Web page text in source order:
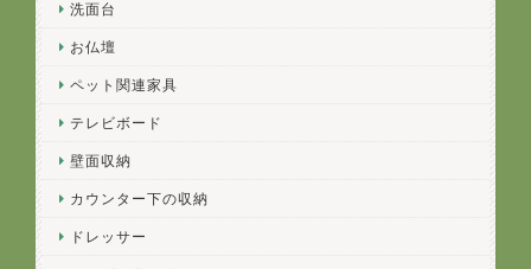
洗面台
お仏壇
ペット関連家具
テレビボード
壁面収納
カウンター下の収納
ドレッサー